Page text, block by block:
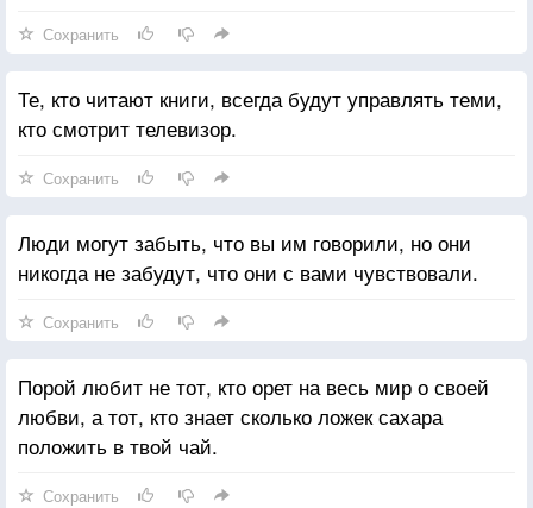
Сохранить
Те, кто читают книги, всегда будут управлять теми,
кто смотрит телевизор.
Сохранить
Люди могут забыть, что вы им говорили, но они
никогда не забудут, что они с вами чувствовали.
Сохранить
Порой любит не тот, кто орет на весь мир о своей
любви, а тот, кто знает сколько ложек сахара
положить в твой чай.
Сохранить